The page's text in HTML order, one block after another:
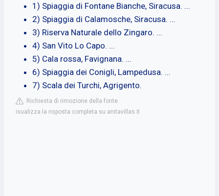
1) Spiaggia di Fontane Bianche, Siracusa. ...
2) Spiaggia di Calamosche, Siracusa. ...
3) Riserva Naturale dello Zingaro. ...
4) San Vito Lo Capo. ...
5) Cala rossa, Favignana. ...
6) Spiaggia dei Conigli, Lampedusa. ...
7) Scala dei Turchi, Agrigento.
Richiesta di rimozione della fonte
isualizza la risposta completa su anitavillas.it